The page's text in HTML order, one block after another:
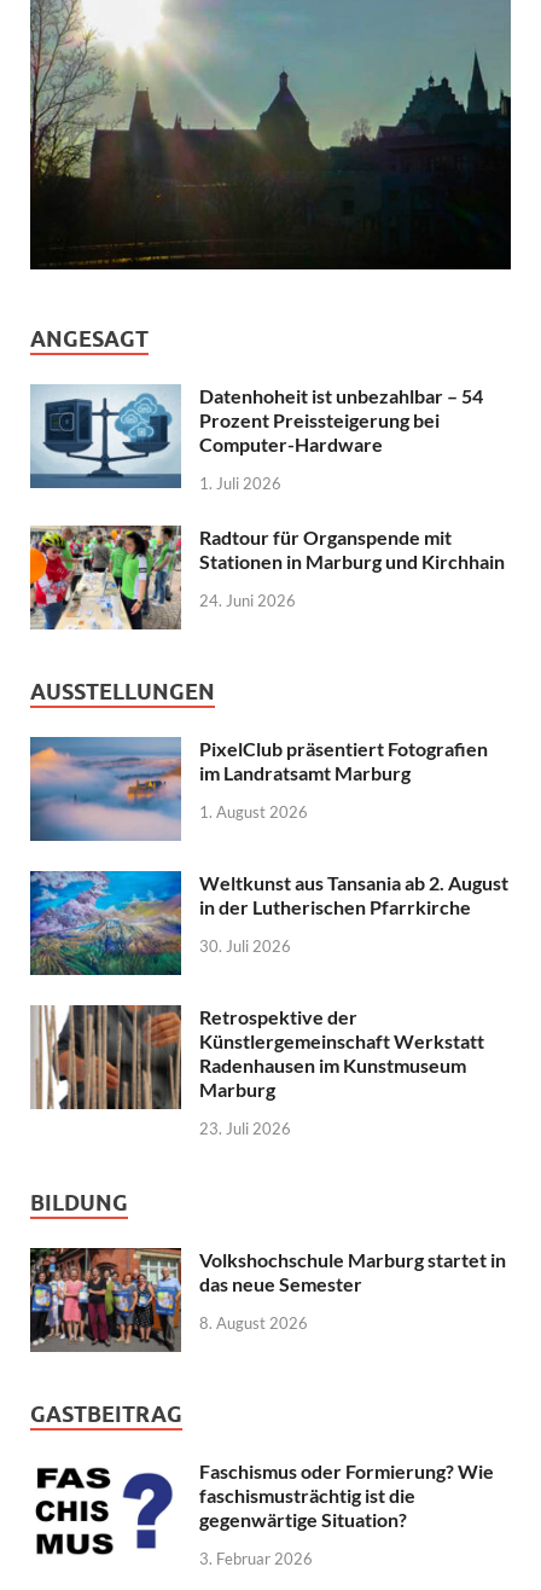
ANGESAGT
Datenhoheit ist unbezahlbar – 54
Prozent Preissteigerung bei
Computer-Hardware
1. Juli 2026
Radtour für Organspende mit
Stationen in Marburg und Kirchhain
24. Juni 2026
AUSSTELLUNGEN
PixelClub präsentiert Fotografien
im Landratsamt Marburg
1. August 2026
Weltkunst aus Tansania ab 2. August
in der Lutherischen Pfarrkirche
30. Juli 2026
Retrospektive der
Künstlergemeinschaft Werkstatt
Radenhausen im Kunstmuseum
Marburg
23. Juli 2026
BILDUNG
Volkshochschule Marburg startet in
das neue Semester
8. August 2026
GASTBEITRAG
Faschismus oder Formierung? Wie
faschismusträchtig ist die
gegenwärtige Situation?
3. Februar 2026